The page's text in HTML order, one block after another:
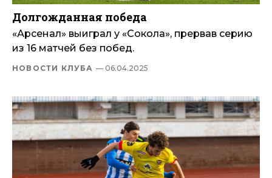
Долгожданная победа
«Арсенал» выиграл у «Сокола», прервав серию
из 16 матчей без побед.
НОВОСТИ КЛУБА — 06.04.2025